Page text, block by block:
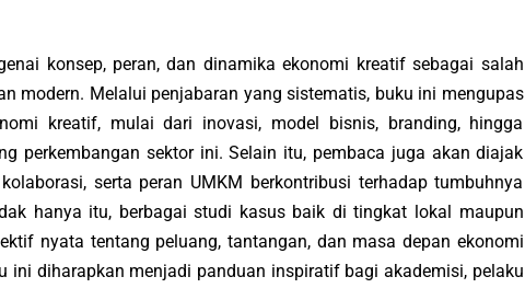
konsep, peran, dan dinamika ekonomi kreatif sebagai salah
modern. Melalui penjabaran yang sistematis, buku ini mengupas
kreatif, mulai dari inovasi, model bisnis, branding, hingga
perkembangan sektor ini. Selain itu, pembaca juga akan diajak
serta peran UMKM berkontribusi terhadap tumbuhnya
hanya itu, berbagai studi kasus baik di tingkat lokal maupun
nyata tentang peluang, tantangan, dan masa depan ekonomi
ini diharapkan menjadi panduan inspiratif bagi akademisi, pelaku